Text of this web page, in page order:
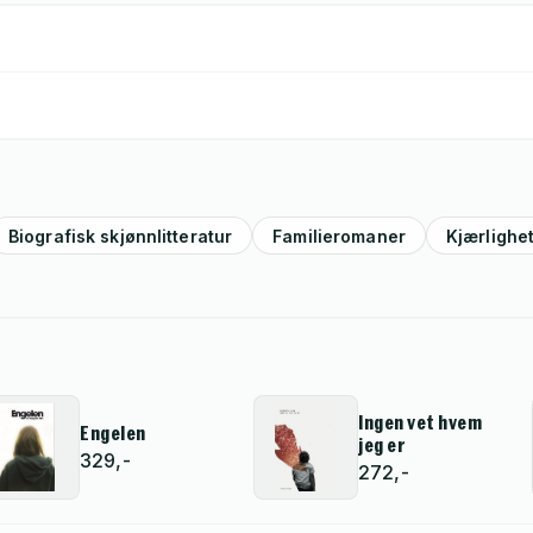
Biografisk skjønnlitteratur Familieromaner
Engelen
329,-
Ingen vet hvem
jeg er
272,-